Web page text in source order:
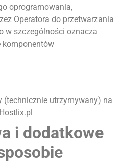
oprogramowania,
Operatora do przetwarzania
w szczególności oznacza
komponentów
(technicznie utrzymywany) na
i dodatkowe